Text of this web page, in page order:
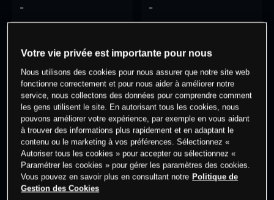
- -
0 % des clients ont une position à
cet actif
Commencez à trader
Votre vie privée est importante pour nous
Nous utilisons des cookies pour nous assurer que notre site web
fonctionne correctement et pour nous aider à améliorer notre
service, nous collectons des données pour comprendre comment
les gens utilisent le site. En autorisant tous les cookies, nous
pouvons améliorer votre expérience, par exemple en vous aidant
à trouver des informations plus rapidement et en adaptant le
contenu ou le marketing à vos préférences. Sélectionnez «
Autoriser tous les cookies » pour accepter ou sélectionnez «
Paramétrer les cookies » pour gérer les paramètres des cookies.
Vous pouvez en savoir plus en consultant notre Politique de
Gestion des Cookies